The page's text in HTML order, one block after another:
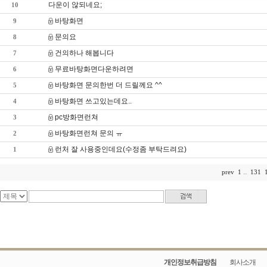
10 다운이 않되네요;
9 바탕화면
8 문의요
7 건의하나 해봅니다
6 무료바탕화면다운하려면
5 바탕화면 문의한번 더 드릴께요 ^^
4 바탕화면 쓰고있는데요..
3 pc방화면런쳐
2 바탕화면런쳐 문의 ㅠ
1 런처 잘 사용중인데요(수정좀 부탁드려요)
prev 1 .. 131
개인정보취급방침 회사소개